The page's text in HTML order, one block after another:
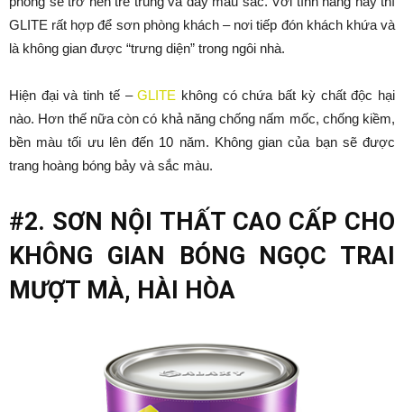
GLITE rất hợp để sơn phòng khách – nơi tiếp đón khách khứa và
là không gian được “trưng diện” trong ngôi nhà.
Hiện đại và tinh tế –GLITE không có chứa bất kỳ chất độc hại
nào. Hơn thế nữa còn có khả năng chống nấm mốc, chống kiềm,
bền màu tối ưu lên đến 10 năm. Không gian của bạn sẽ được
trang hoàng bóng bảy và sắc màu.
#2. SƠN NỘI THẤT CAO CẤP CHO
KHÔNG GIAN BÓNG NGỌC TRAI
MƯỢT MÀ, HÀI HÒA